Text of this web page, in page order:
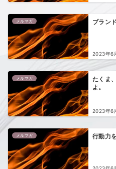
メルマガ ブラン
2023年6
メルマガ
たくま
よ。
2023年6
メルマガ 行動力